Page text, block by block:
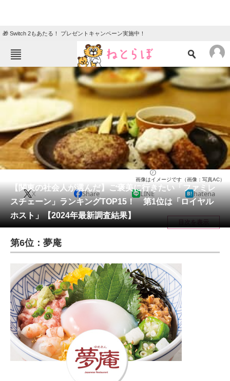
🎁 Switch 2もあたる！ プレゼントキャンペーン実施中！
ねとらぼメニュー
TOP ニュース
グルメ 地域
住まい 教育・育児
リサーチ
会員記事
メディア
注目記事を集めた総合ページ
ITの今と未来を見通す
スマホと通信の最新トレンド
進化するPCとデバイスの未来
好きが集まる 比べて選べる
ビジネスと働き方のヒント
AI活用のいまが分かる
【関東の社会人が選んだ】ご褒美に行きたい「ファミレ
スチェーン」ランキングTOP15！ 第1位は「ロイヤル
ホスト」【2024年最新調査結果】
画像はイメージです（画像：写真AC）
X Share LINE hatena
目次を表示
第6位：夢庵